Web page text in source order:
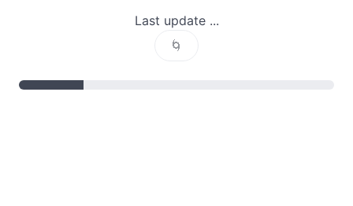
Last update ...
🌀